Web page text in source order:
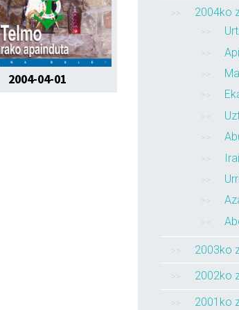
2004-04-01
2004ko
2003ko
2002ko
2001ko